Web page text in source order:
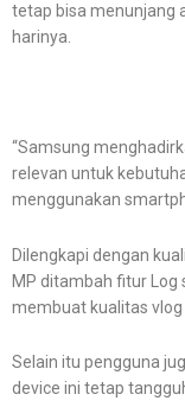
tetap bisa menunjang
harinya.
“Samsung
relevan untuk
menggunakan
Dilengkapi dengan
MP ditambah fitur Log
membuat kualitas
Selain itu pengguna
device ini tetap